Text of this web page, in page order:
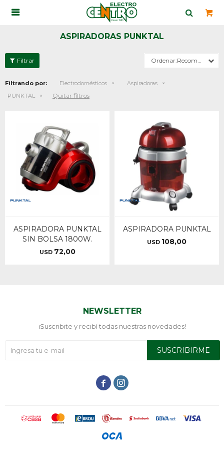

ASPIRADORAS PUNKTAL
Recomendados
Filtrando por: Electrodomésticos
Aspiradoras
PUNKTAL
Quitar filtros
ASPIRADORA PUNKTAL
SIN BOLSA 1800W.
USD 72,00
ASPIRADORA PUNKTAL
USD 108,00
NEWSLETTER
¡Suscribite y recibí todas nuestras novedades!
SUSCRIBIRME
 